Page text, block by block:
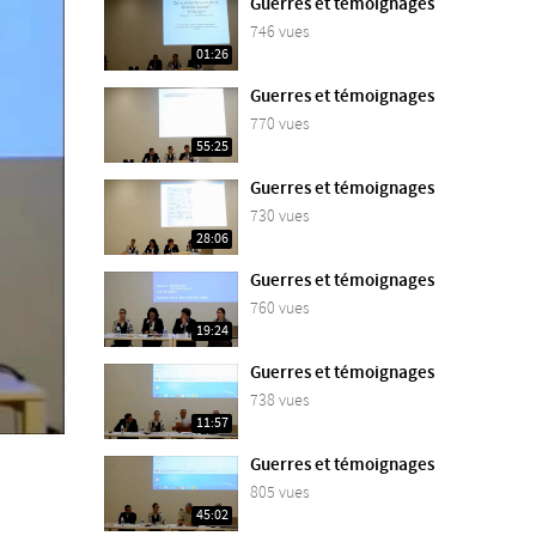
01:26
Guerres et témoignages
746 vues
55:25
Guerres et témoignages
770 vues
28:06
Guerres et témoignages
730 vues
19:24
Guerres et témoignages
760 vues
11:57
Guerres et témoignages
738 vues
45:02
Guerres et témoignages
805 vues